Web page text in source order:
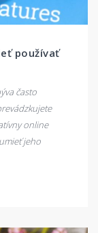
používať
často
online
jeho